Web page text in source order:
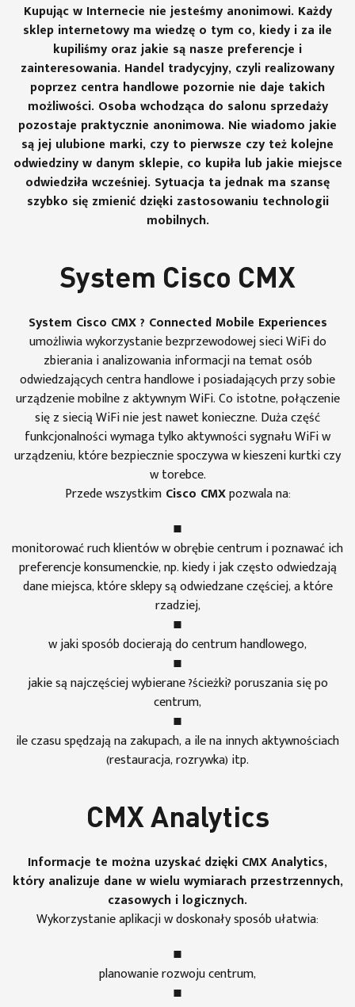
Kupując w Internecie nie jesteśmy anonimowi. Każdy
sklep internetowy ma wiedzę o tym co, kiedy i za ile
kupiliśmy oraz jakie są nasze preferencje i
zainteresowania. Handel tradycyjny, czyli realizowany
poprzez centra handlowe pozornie nie daje takich
możliwości. Osoba wchodząca do salonu sprzedaży
pozostaje praktycznie anonimowa. Nie wiadomo jakie
są jej ulubione marki, czy to pierwsze czy też kolejne
odwiedziny w danym sklepie, co kupiła lub jakie miejsce
odwiedziła wcześniej. Sytuacja ta jednak ma szansę
szybko się zmienić dzięki zastosowaniu technologii
mobilnych.
System Cisco CMX
System Cisco CMX ? Connected Mobile Experiences
umożliwia wykorzystanie bezprzewodowej sieci WiFi do
zbierania i analizowania informacji na temat osób
odwiedzających centra handlowe i posiadających przy sobie
urządzenie mobilne z aktywnym WiFi. Co istotne, połączenie
się z siecią WiFi nie jest nawet konieczne. Duża część
funkcjonalności wymaga tylko aktywności sygnału WiFi w
urządzeniu, które bezpiecznie spoczywa w kieszeni kurtki czy
w torebce.
Przede wszystkimCisco CMXpozwala na:
monitorować ruch klientów w obrębie centrum i poznawać ich
preferencje konsumenckie, np. kiedy i jak często odwiedzają
dane miejsca, które sklepy są odwiedzane częściej, a które
rzadziej,
w jaki sposób docierają do centrum handlowego,
jakie są najczęściej wybierane ?ścieżki? poruszania się po
centrum,
ile czasu spędzają na zakupach, a ile na innych aktywnościach
(restauracja, rozrywka) itp.
CMX Analytics
Informacje te można uzyskać dzięki CMX Analytics,
który analizuje dane w wielu wymiarach przestrzennych,
czasowych i logicznych.
Wykorzystanie aplikacji w doskonały sposób ułatwia:
planowanie rozwoju centrum,